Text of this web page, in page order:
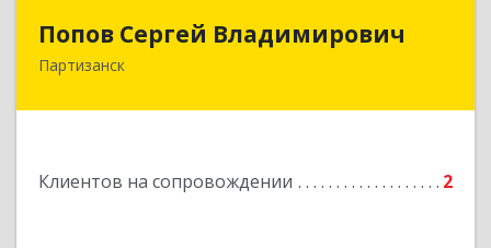
Попов Сергей Владимирович
Партизанск
Клиентов на сопровождении 2
Попов Сергей Владимирович
692922, Приморский край, г. Находка, ул.